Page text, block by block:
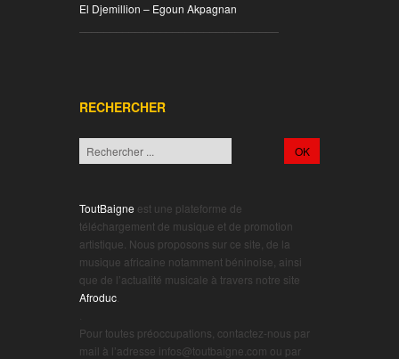
El Djemillion – Egoun Akpagnan
RECHERCHER
ToutBaigne est une plateforme de
téléchargement de musique et de promotion
artistique. Nous proposons sur ce site, de la
musique africaine notamment béninoise, ainsi
que de l’actualité musicale à travers notre site
Afroduc
Pour toutes préoccupations, contactez-nous par
mail à l’adresse infos@toutbaigne.com ou par